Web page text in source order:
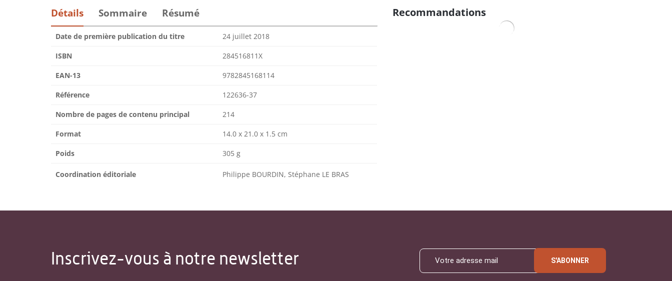
Détails Sommaire Résumé
Date de première publication du titre 24 juillet 2018
ISBN 284516811X
EAN-13 9782845168114
Référence 122636-37
Nombre de pages de contenu principal 214
Format 14.0 x 21.0 x 1.5 cm
Poids 305 g
Coordination éditoriale Philippe BOURDIN, Stéphane LE BRAS
Recommandations
Inscrivez-vous à notre newsletter S'ABONNER